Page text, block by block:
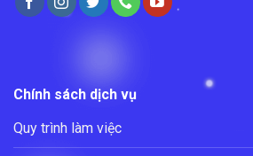
Chính sách dịch vụ
Quy trình làm việc